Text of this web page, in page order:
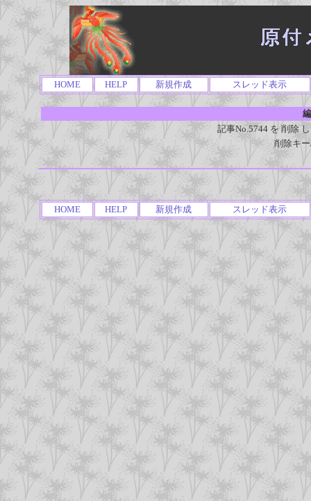
HOME HELP 新規作成 スレッド表示
記事No.5744 を 削除
削除キ
HOME HELP 新規作成 スレッド表示